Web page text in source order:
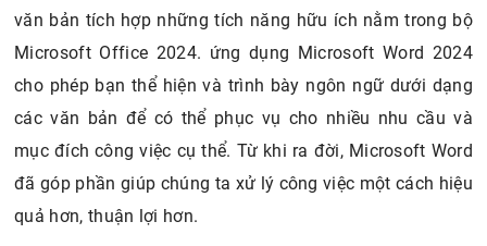
văn bản tích hợp những tích năng hữu ích nằm trong bộ
Microsoft Office 2024. ứng dụng Microsoft Word 2024
cho phép bạn thể hiện và trình bày ngôn ngữ dưới dạng
các văn bản để có thể phục vụ cho nhiều nhu cầu và
mục đích công việc cụ thể. Từ khi ra đời, Microsoft Word
đã góp phần giúp chúng ta xử lý công việc một cách hiệu
quả hơn, thuận lợi hơn.